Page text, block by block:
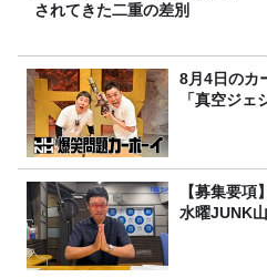
されてきた二重の差別
8月4日のカ
「真空ジェ
【募集要
水曜JUNK